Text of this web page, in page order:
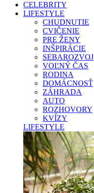
CELEBRITY
LIFESTYLE
CHUDNUTIE
CVIČENIE
PRE ŽENY
INŠPIRÁCIE
SEBAROZVOJ
VOĽNÝ ČAS
RODINA
DOMÁCNOSŤ
ZÁHRADA
AUTO
ROZHOVORY
KVÍZY
LIFESTYLE